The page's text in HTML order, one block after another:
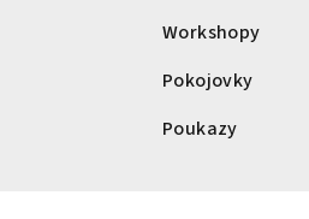
Workshopy
Pokojovky
Poukazy